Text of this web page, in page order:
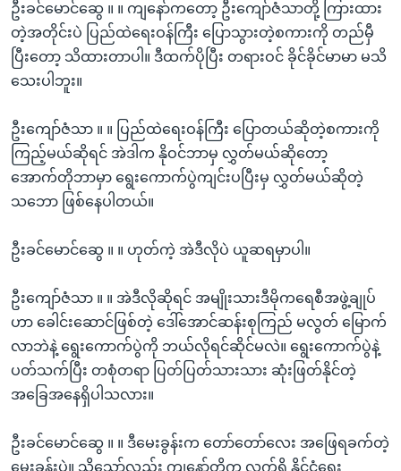
ဦးခင်မောင်ဆွေ ။ ။ ကျနော်ကတော့ ဦးကျော်ဇံသာတို့ ကြားထား
တဲ့အတိုင်းပဲ ပြည်ထဲရေးဝန်ကြီး ပြောသွားတဲ့စကားကို တည်မှီ
ပြီးတော့ သိထားတာပါ။ ဒီထက်ပိုပြီး တရားဝင် ခိုင်ခိုင်မာမာ မသိ
သေးပါဘူး။
ဦးကျော်ဇံသာ ။ ။ ပြည်ထဲရေးဝန်ကြီး ပြောတယ်ဆိုတဲ့စကားကို
ကြည့်မယ်ဆိုရင် အဲဒါက နိုဝင်ဘာမှ လွှတ်မယ်ဆိုတော့
အောက်တိုဘာမှာ ရွေးကောက်ပွဲကျင်းပပြီးမှ လွှတ်မယ်ဆိုတဲ့
သဘော ဖြစ်နေပါတယ်။
ဦးခင်မောင်ဆွေ ။ ။ ဟုတ်ကဲ့ အဲဒီလိုပဲ ယူဆရမှာပါ။
ဦးကျော်ဇံသာ ။ ။ အဲဒီလိုဆိုရင် အမျိုးသားဒီမိုကရေစီအဖွဲ့ချုပ်
ဟာ ခေါင်းဆောင်ဖြစ်တဲ့ ဒေါ်အောင်ဆန်းစုကြည် မလွတ် မြောက်
လာဘဲနဲ့ ရွေးကောက်ပွဲကို ဘယ်လိုရင်ဆိုင်မလဲ။ ရွေးကောက်ပွဲနဲ့
ပတ်သက်ပြီး တစုံတရာ ပြတ်ပြတ်သားသား ဆုံးဖြတ်နိုင်တဲ့
အခြေအနေရှိပါသလား။
ဦးခင်မောင်ဆွေ ။ ။ ဒီမေးခွန်းက တော်တော်လေး အဖြေရခက်တဲ့
မေးခွန်းပဲ။ သို့သော်လည်း ကျနော်တို့က လက်ရှိ နိုင်ငံရေး